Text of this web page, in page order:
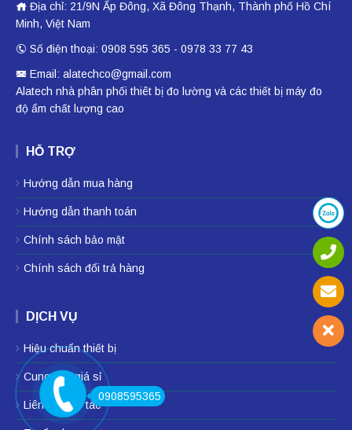
Địa chỉ: 21/9N Ấp Đông, Xã Đông Thạnh, Thành phố Hồ Chí
Minh, Việt Nam
Số điện thoại: 0908 595 365 - 0978 33 77 43
Email: alatechco@gmail.com
Alatech nhà phân phối thiêt bị đo lường và các thiết bị máy đo
độ ẩm chất lượng cao
HỖ TRỢ
Hướng dẫn mua hàng
Hướng dẫn thanh toán
Chính sách bảo mật
Chính sách đổi trả hàng
DỊCH VỤ
Hiệu chuẩn thiết bị
Cung cấp giá sỉ
Liên hệ hợp tác
0908595365